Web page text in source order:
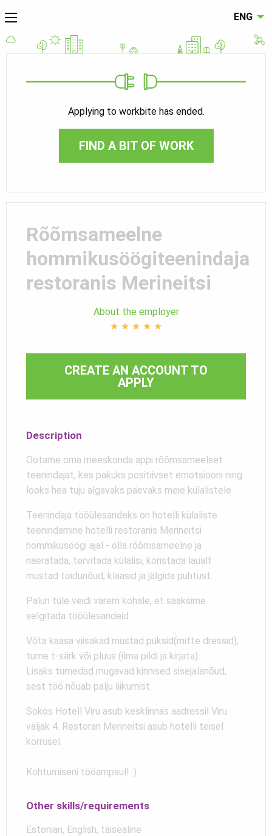
ENG
Applying to workbite has ended.
FIND A BIT OF WORK
Rõõmsameelne
hommikusöögiteenindaja
restoranis Merineitsi
About the employer
★ ★ ★ ★ ★
CREATE AN ACCOUNT TO
APPLY
Description
Ootame oma meeskonda appi rõõmsameelset
teenindajat, kes pakuks positiivset emotsiooni ning
looks hea tuju algavaks päevaks meie külalistele.
Teenindaja tööülesandeks on hotelli külaliste
teenindamine hotelli restoranis Merineitsi
hommikusöögi ajal - olla rõõmsameelne ja
naeratada, tervitada külalisi, koristada laualt
mustad toidunõud, klaasid ja jälgida puhtust.
Palun tule veidi varem kohale, et saaksime
selgitada tööülesandeid.
Võta kaasa viisakad mustad püksid(mitte dressid),
tume t-särk või pluus (ilma pildi ja kirjata).
Lisaks tumedad mugavad kinnised sisejalanõud,
sest töö nõuab palju liikumist.
Sokos Hotell Viru asub kesklinnas aadressil Viru
väljak 4. Restoran Merineitsi asub hotelli teisel
korrusel.
Kohtumiseni tööampsul! :)
Other skills/requirements
Estonian, English, täisealine